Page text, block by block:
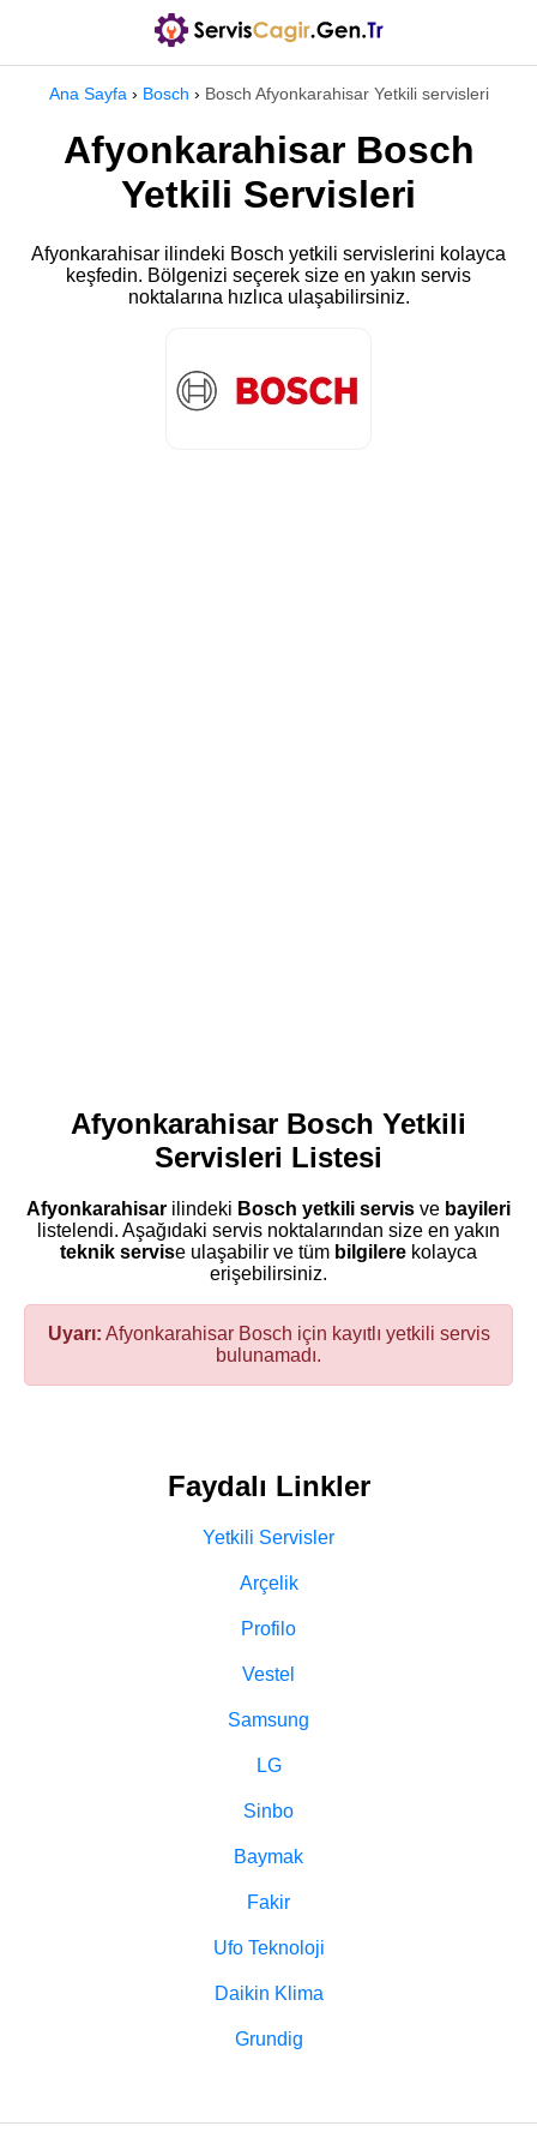
Ana Sayfa › Bosch › Bosch Afyonkarahisar Yetkili servisleri
Afyonkarahisar Bosch
Yetkili Servisleri
Afyonkarahisar ilindeki Bosch yetkili servislerini kolayca
keşfedin. Bölgenizi seçerek size en yakın servis
noktalarına hızlıca ulaşabilirsiniz.
Afyonkarahisar Bosch Yetkili
Servisleri Listesi
Afyonkarahisar ilindeki Bosch yetkili servis ve bayileri
listelendi. Aşağıdaki servis noktalarından size en yakın
teknik servise ulaşabilir ve tüm bilgilere kolayca
erişebilirsiniz.
Uyarı: Afyonkarahisar Bosch için kayıtlı yetkili servis
bulunamadı.
Faydalı Linkler
Yetkili Servisler
Arçelik
Profilo
Vestel
Samsung
LG
Sinbo
Baymak
Fakir
Ufo Teknoloji
Daikin Klima
Grundig